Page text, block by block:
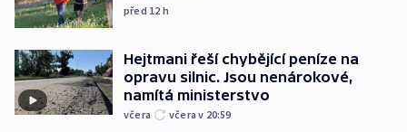
před 12 h
Hejtmani řeší chybějící peníze na
opravu silnic. Jsou nenárokové,
namítá ministerstvo
včera včera v 20:59